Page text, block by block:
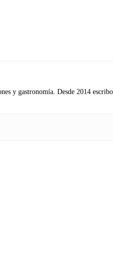
y gastronomía. Desde 2014